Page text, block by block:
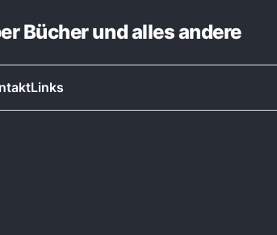
Bücher und alles andere
Links